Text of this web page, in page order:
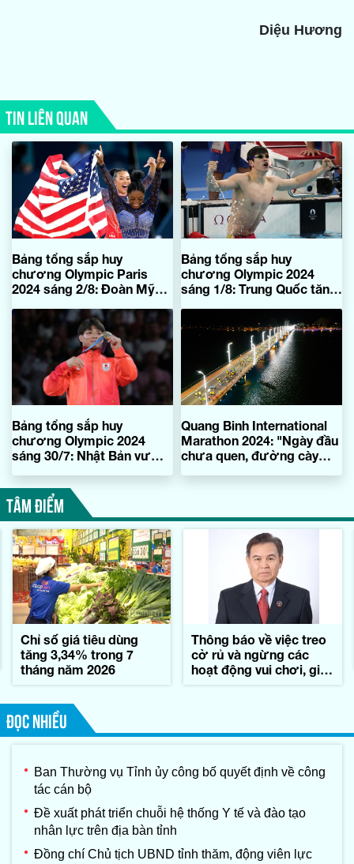
Diệu Hương
TIN LIÊN QUAN
Bảng tổng sắp huy
chương Olympic Paris
2024 sáng 2/8: Đoàn Mỹ
Bảng tổng sắp huy
chương Olympic 2024
sáng 1/8: Trung Quốc tăng
Bảng tổng sắp huy
chương Olympic 2024
sáng 30/7: Nhật Bản vươn
Quang Binh International
Marathon 2024: "Ngày đầu
chưa quen, đường cày
TÂM ĐIỂM
Chỉ số giá tiêu dùng
tăng 3,34% trong 7
tháng năm 2026
Thông báo về việc treo
cờ rủ và ngừng các
hoạt động vui chơi, giải
vi-hản, Chủ tịch Quốc
ĐỌC NHIỀU
Ban Thường vụ Tỉnh ủy công bố quyết định về công
tác cán bộ
Đề xuất phát triển chuỗi hệ thống Y tế và đào tạo
nhân lực trên địa bàn tỉnh
Đồng chí Chủ tịch UBND tỉnh thăm, động viên lực